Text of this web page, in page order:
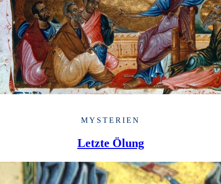
MYSTERIEN
Letzte Ölung